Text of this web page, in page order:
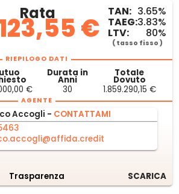
Rata €
TAN: 3.65%
TAEG:3.83%
LTV: 80%
( tasso fisso )
RIEPILOGO DATI
€
Durata in
Anni
30
Totale
Dovuto
1.859.290,15 €
AGENTE
Accogli - CONTATTAMI
Trasparenza SCARICA